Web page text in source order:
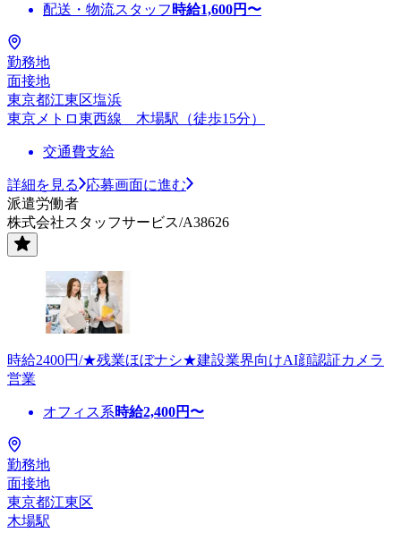
配送・物流スタッフ 時給1,600円〜
勤務地
面接地
東京都江東区塩浜
東京メトロ東西線 木場駅（徒歩15分）
交通費支給
詳細を見る
応募画面に進む
派遣労働者
株式会社スタッフサービス/A38626
時給2400円/★残業ほぼナシ★建設業界向けAI顔認証カメラ
営業
オフィス系時給2,400円〜
勤務地
面接地
東京都江東区
木場駅